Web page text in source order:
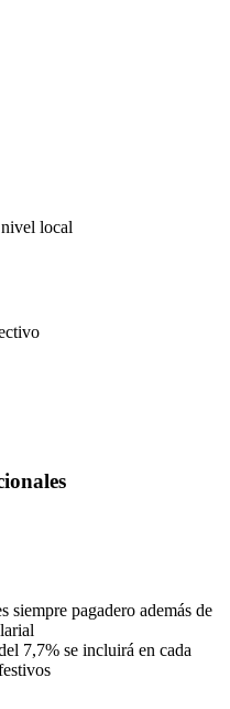
local
siempre pagadero además de
7,7% se incluirá en cada